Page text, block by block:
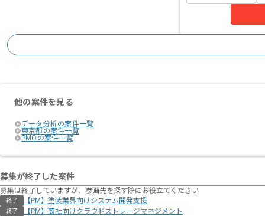
他の案件を見る
データ分析の案件一覧
東京都の案件一覧
PMOの案件一覧
募集が終了した案件
募集は終了していますが、参画先を探す際にお役立てください
終了 【PM】塗装業界向けシステム開発支援
終了 【PM】商社向けクラウドストレージマネジメント